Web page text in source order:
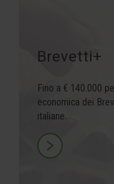
Brevetti+
Fino a € 140.000
economica dei
italiane.